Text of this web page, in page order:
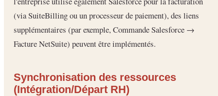
(via SuiteBilling ou un processeur de paiement), des liens
supplémentaires (par exemple, Commande Salesforce →
Facture NetSuite) peuvent être implémentés.
Synchronisation des ressources
(Intégration/Départ RH)